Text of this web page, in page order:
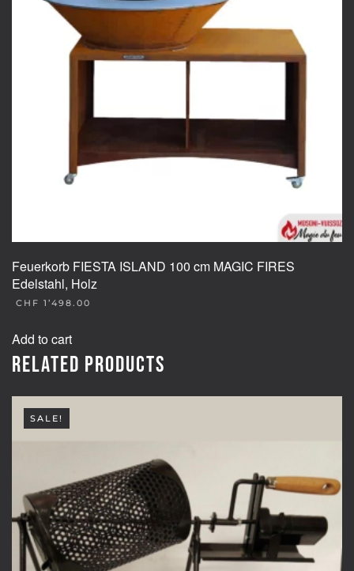
Feuerkorb FIESTA ISLAND 100 cm MAGIC FIRES
Edelstahl, Holz
CHF 1’498.00
Add to cart
Related products
SALE!